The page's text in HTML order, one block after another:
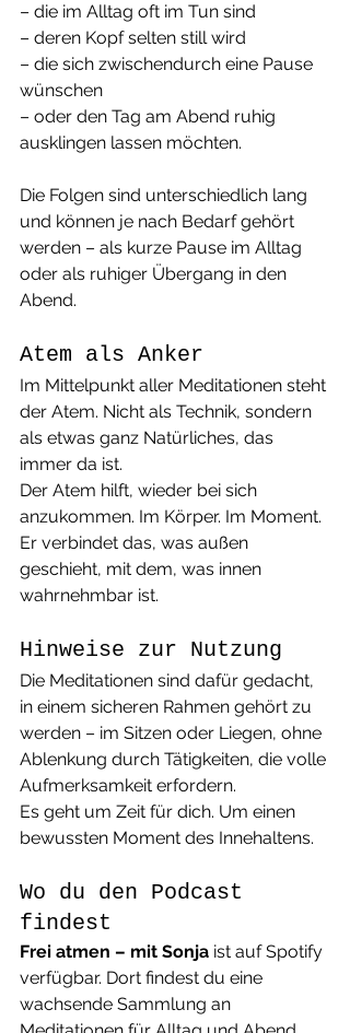
– die im Alltag oft im Tun sind
– deren Kopf selten still wird
– die sich zwischendurch eine Pause
wünschen
– oder den Tag am Abend ruhig
ausklingen lassen möchten.
Die Folgen sind unterschiedlich lang
und können je nach Bedarf gehört
werden – als kurze Pause im Alltag
oder als ruhiger Übergang in den
Abend.
Atem als Anker
Im Mittelpunkt aller Meditationen steht
der Atem. Nicht als Technik, sondern
als etwas ganz Natürliches, das
immer da ist.
Der Atem hilft, wieder bei sich
anzukommen. Im Körper. Im Moment.
Er verbindet das, was außen
geschieht, mit dem, was innen
wahrnehmbar ist.
Hinweise zur Nutzung
Die Meditationen sind dafür gedacht,
in einem sicheren Rahmen gehört zu
werden – im Sitzen oder Liegen, ohne
Ablenkung durch Tätigkeiten, die volle
Aufmerksamkeit erfordern.
Es geht um Zeit für dich. Um einen
bewussten Moment des Innehaltens.
Wo du den Podcast
findest
Frei atmen – mit Sonja ist auf Spotify
verfügbar. Dort findest du eine
wachsende Sammlung an